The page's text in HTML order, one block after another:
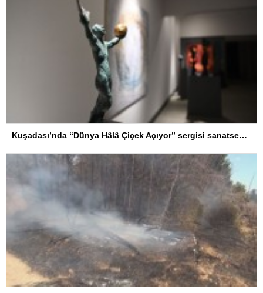
Kuşadası’nda “Dünya Hâlâ Çiçek Açıyor” sergisi sanatseverlerle buluşuyor